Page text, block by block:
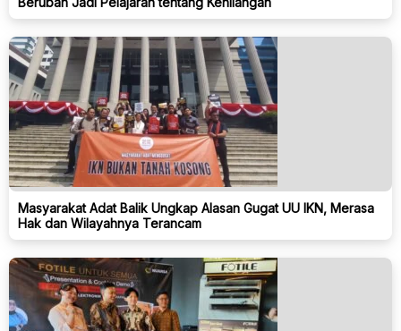
Masyarakat Adat Balik Ungkap Alasan Gugat UU IKN, Merasa
Hak dan Wilayahnya Terancam